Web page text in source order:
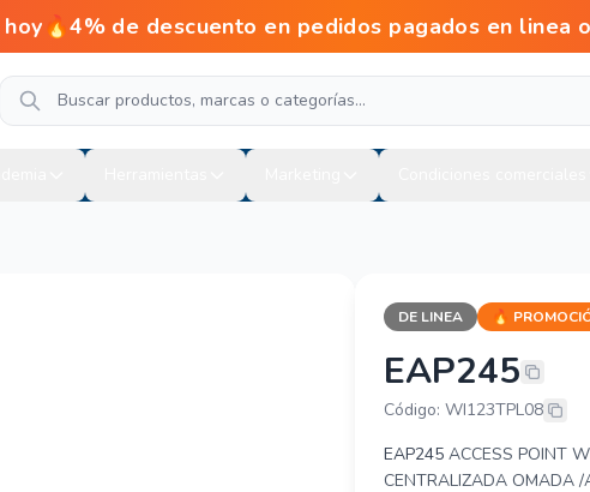
hoy🔥4% de descuento en pedidos pagados en
DE LINEA 🔥
TP-LINK
EAP245
Código: WI123TPL08
EAP245 ACCESS POINT
CENTRALIZADA OMADA /